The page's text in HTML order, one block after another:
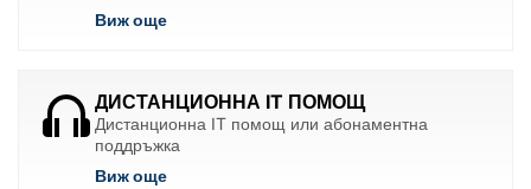
Виж още
ДИСТАНЦИОННА IT ПОМОЩ
Дистанционна IT помощ или абонаментна
поддръжка
Виж още